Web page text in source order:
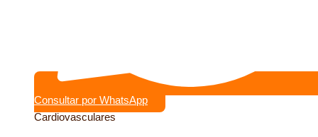
Consultar por WhatsApp
Cardiovasculares